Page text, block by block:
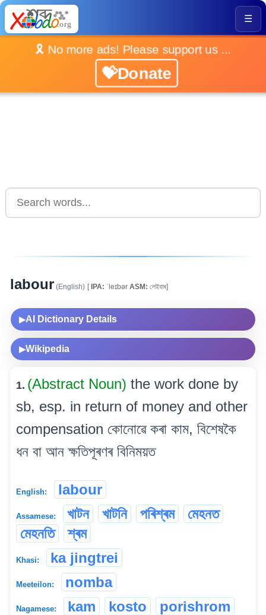
☰
🎗️ No more ads! Please support us ...
💝Donate
labour (English) [IPA: ˈleɪbər ASM: লেইবাৰ]
▶AI Dictionary Details
▶Wikipedia
1. (Abstract Noun) the work done by
sb, esp. in return of money and other
compensation কোনোৱে কৰা কাম, বিশেষকৈ
ধন বা আন ক্ষতিপূৰণৰ বিনিময়ত
English: labour
Assamese: খাটন খাটনি পৰিশ্ৰম
মেহনত
মেহনতি
শ্ৰম
Khasi: ka jingtrei
Meeteilon: nomba
Nagamese: kam kosto
porishrom